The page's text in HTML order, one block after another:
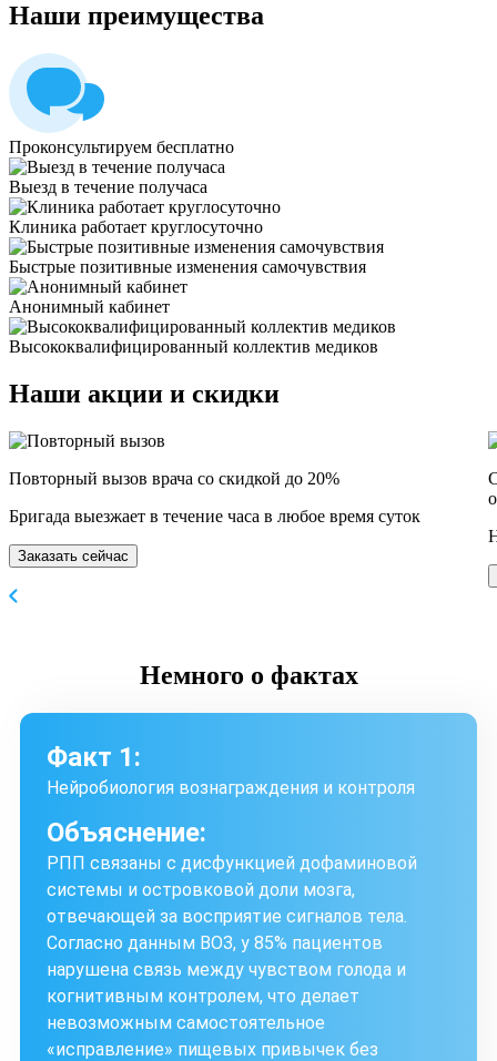
Наши преимущества
Проконсультируем бесплатно
Выезд в течение получаса
Клиника работает круглосуточно
Быстрые позитивные изменения самочувствия
Анонимный кабинет
Высококвалифицированный коллектив медиков
Наши акции и скидки
Повторный вызов врача со скидкой до 20%
Бригада выезжает в течение часа в любое время суток
Заказать сейчас
Немного о фактах
Факт 1:
Нейробиология вознаграждения и контроля
Объяснение:
РПП связаны с дисфункцией дофаминовой
системы и островковой доли мозга,
отвечающей за восприятие сигналов тела.
Согласно данным ВОЗ, у 85% пациентов
нарушена связь между чувством голода и
когнитивным контролем, что делает
невозможным самостоятельное
«исправление» пищевых привычек без